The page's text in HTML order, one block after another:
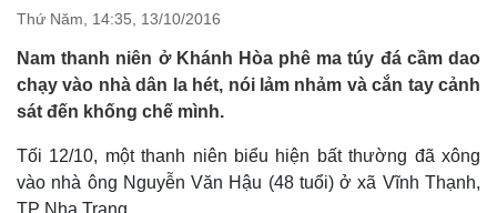
Chính trị
Đảng
Tổ chức nhân sự
Quốc hội
Nhận diện sự thật
Tin 24h
Dự báo thời tiết
Việc làm
Biển đảo
Thứ Năm, 14:35, 13/10/2016
Nam thanh niên ở Khánh Hòa phê ma túy đá cầm dao
chạy vào nhà dân la hét, nói lảm nhảm và cắn tay cảnh
sát đến khống chế mình.
Tối 12/10, một thanh niên biểu hiện bất thường đã xông
vào nhà ông Nguyễn Văn Hậu (48 tuổi) ở xã Vĩnh Thạnh,
TP Nha Trang.